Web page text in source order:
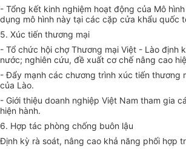
- Tổng kết kinh nghiệm hoạt động của Mô
dụng mô hình này tại các cặp cửa khẩu quốc
5. Xúc tiến thương mại
- Tổ chức hội chợ Thương mại Việt - Lào định
nước; nghiên cứu, đề xuất cơ chế nâng cao
- Đẩy mạnh các chương trình xúc tiến thương
của Lào.
- Giới thiệu doanh nghiệp Việt Nam tham gia
hiện hành.
6. Hợp tác phòng chống buôn lậu
Định kỳ rà soát, nâng cao khả năng phối hợp